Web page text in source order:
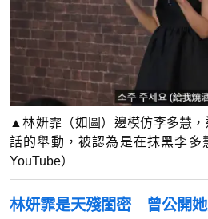
▲林妍霏（如圖）邊模仿李多慧
話的舉動，被認為是在抹黑李多
YouTube）
林妍霏是天殘閨密 曾公開